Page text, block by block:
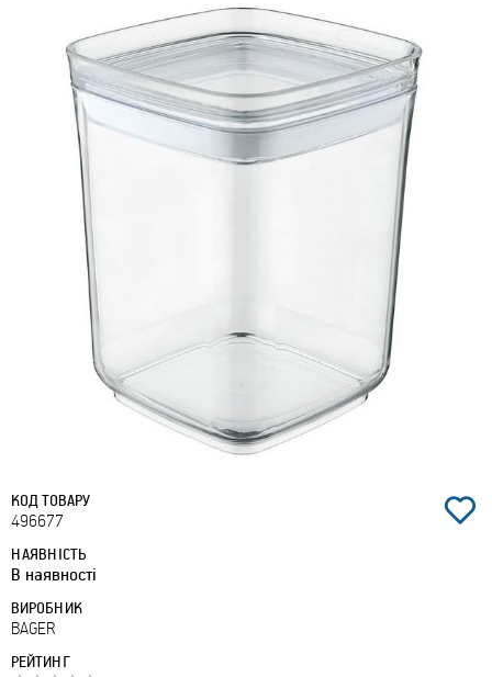
КОД ТОВАРУ
496677
НАЯВНІСТЬ
В наявності
ВИРОБНИК
BAGER
РЕЙТИНГ